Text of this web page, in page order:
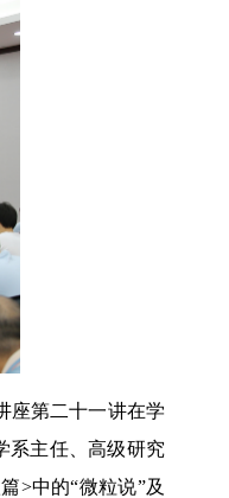
座第二十一讲在学
系主任、高级研究
>中的“微粒说”及